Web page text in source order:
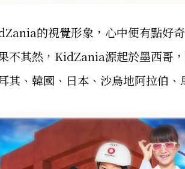
的視覺形象，心中便有點好
不其然，KidZania源起於墨西哥
其、韓國、日本、沙烏地阿拉伯